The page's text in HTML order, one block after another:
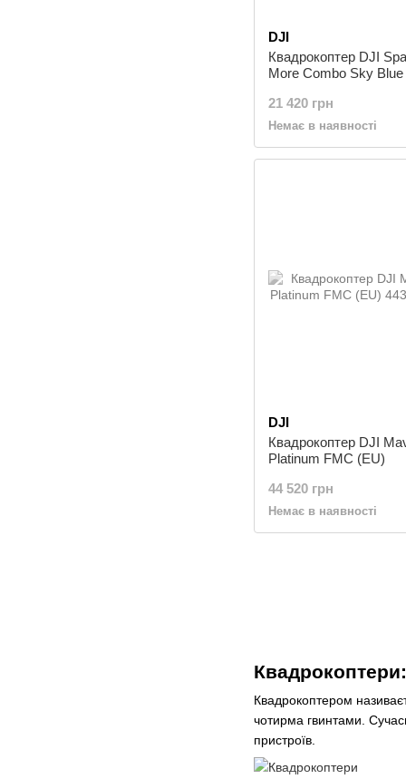
Квадрокоптером
чотирма гвинтами.
пристроїв.
DJI
Квадрокоптер DJI
More Combo Sky Blue
21 420 грн
Немає в наявності
DJI
Квадрокоптер DJI
Platinum FMC (EU)
44 520 грн
Немає в наявності